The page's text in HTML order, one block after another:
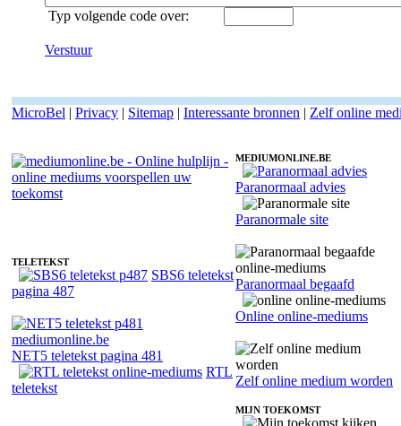
Typ volgende code over:
Verstuur
MicroBel | Privacy | Sitemap | Interessante bronnen | Zelf online
TELETEKST
SBS6 teletekst
pagina 487
NET5 teletekst pagina 481
RTL
teletekst
MEDIUMONLINE.BE
Paranormaal advies
Paranormale site
Paranormaal begaafd
Online online-mediums
Zelf online medium worden
MIJN TOEKOMST